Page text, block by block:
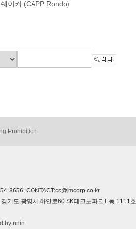
쉐이커 (CAPP Rondo)
Prohibition
3656, CONTACT:cs@jmcorp.co.kr
기도 광명시 하안로60 SK테크노파크 E동 1111호
by nnin